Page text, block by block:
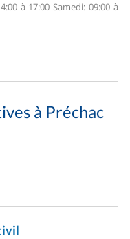
à 17:00 Samedi: 09:00 à
à Préchac